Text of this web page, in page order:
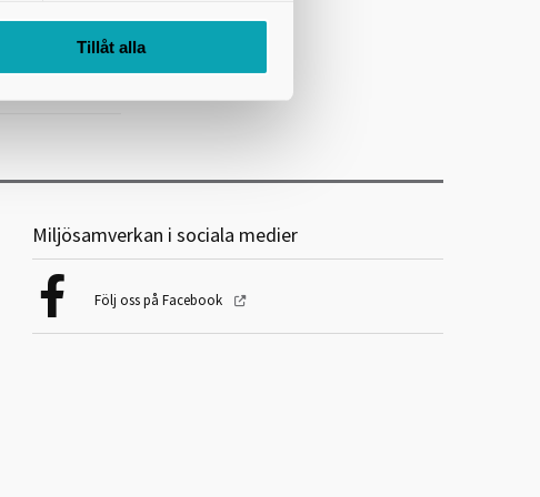
Tillåt alla
Miljösamverkan i sociala medier
Följ oss på Facebook